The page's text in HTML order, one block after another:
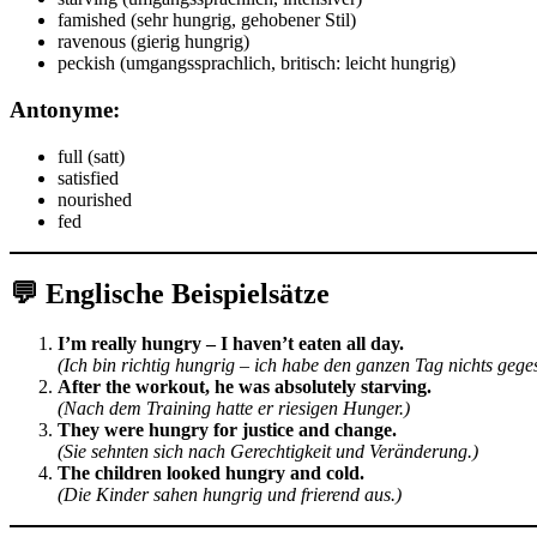
famished (sehr hungrig, gehobener Stil)
ravenous (gierig hungrig)
peckish (umgangssprachlich, britisch: leicht hungrig)
Antonyme:
full (satt)
satisfied
nourished
fed
💬 Englische Beispielsätze
I’m really hungry – I haven’t eaten all day.
(Ich bin richtig hungrig – ich habe den ganzen Tag nichts
After the workout, he was absolutely starving.
(Nach dem Training hatte er riesigen Hunger.)
They were hungry for justice and change.
(Sie sehnten sich nach Gerechtigkeit und Veränderung.)
The children looked hungry and cold.
(Die Kinder sahen hungrig und frierend aus.)